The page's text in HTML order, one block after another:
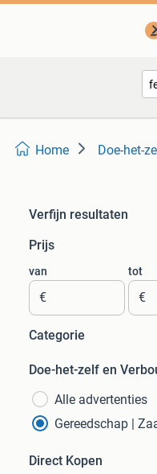
Home Doe-het-
Verfijn resultaten
Prijs
van
€
tot
€
Categorie
Doe-het-zelf en
Alle advertenties
Gereedschap |
Direct Kopen